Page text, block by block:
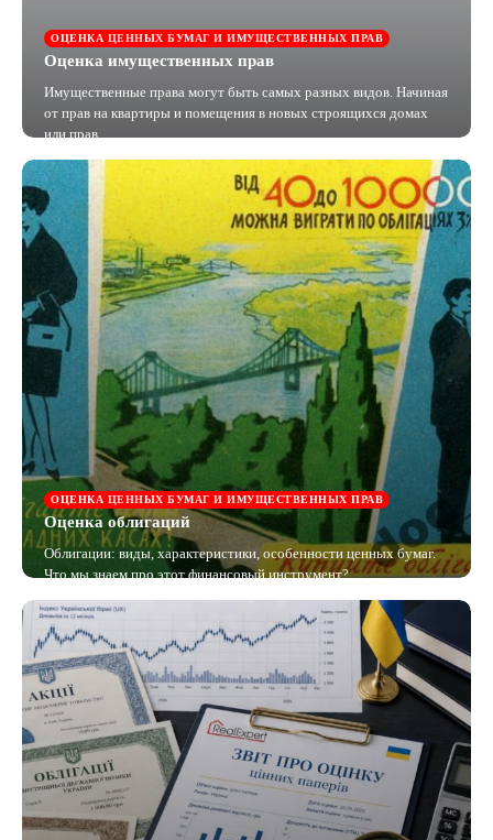
ОЦЕНКА ЦЕННЫХ БУМАГ И ИМУЩЕСТВЕННЫХ ПРАВ
Оценка имущественных прав
Имущественные права могут быть самых разных видов. Начиная
от прав на квартиры и помещения в новых строящихся домах
или прав…
ОЦЕНКА ЦЕННЫХ БУМАГ И ИМУЩЕСТВЕННЫХ ПРАВ
Оценка облигаций
Облигации: виды, характеристики, особенности ценных бумаг.
Что мы знаем про этот финансовый инструмент?